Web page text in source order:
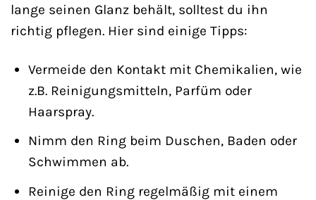
lange seinen Glanz behält, solltest du ihn
richtig pflegen. Hier sind einige Tipps:
Vermeide den Kontakt mit Chemikalien, wie
z.B. Reinigungsmitteln, Parfüm oder
Haarspray.
Nimm den Ring beim Duschen, Baden oder
Schwimmen ab.
Reinige den Ring regelmäßig mit einem